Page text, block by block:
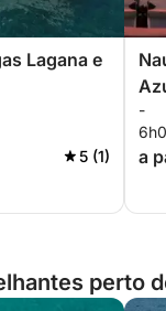
Lagana e
5 (1)
-
a
perto